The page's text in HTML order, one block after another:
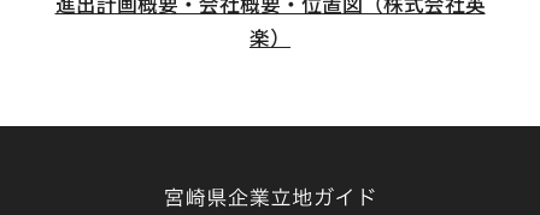
楽）